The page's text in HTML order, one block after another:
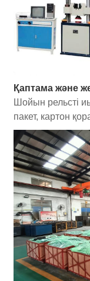
Қаптама және
Шойын рельсті
пакет, картон